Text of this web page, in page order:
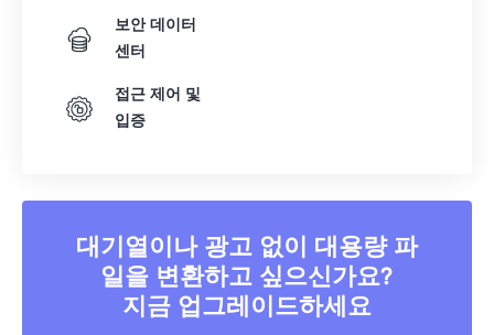
보안 데이터
센터
접근 제어 및
입증
대기열이나 광고 없이 대용량 파
일을 변환하고 싶으신가요?
지금 업그레이드하세요